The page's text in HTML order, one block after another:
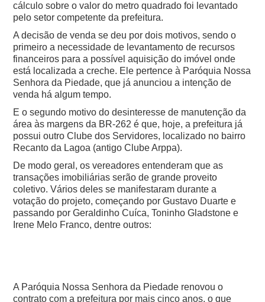
cálculo sobre o valor do metro quadrado foi levantado
pelo setor competente da prefeitura.
A decisão de venda se deu por dois motivos, sendo o
primeiro a necessidade de levantamento de recursos
financeiros para a possível aquisição do imóvel onde
está localizada a creche. Ele pertence à Paróquia Nossa
Senhora da Piedade, que já anunciou a intenção de
venda há algum tempo.
E o segundo motivo do desinteresse de manutenção da
área às margens da BR-262 é que, hoje, a prefeitura já
possui outro Clube dos Servidores, localizado no bairro
Recanto da Lagoa (antigo Clube Arppa).
De modo geral, os vereadores entenderam que as
transações imobiliárias serão de grande proveito
coletivo. Vários deles se manifestaram durante a
votação do projeto, começando por Gustavo Duarte e
passando por Geraldinho Cuíca, Toninho Gladstone e
Irene Melo Franco, dentre outros:
A Paróquia Nossa Senhora da Piedade renovou o
contrato com a prefeitura por mais cinco anos, o que